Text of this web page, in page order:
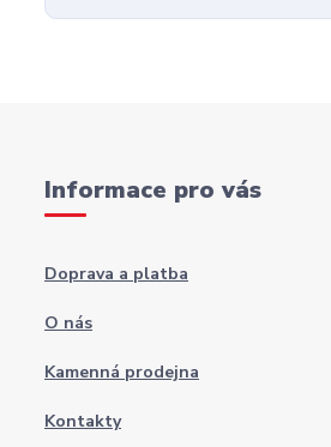
Informace pro vás
Doprava a platba
O nás
Kamenná prodejna
Kontakty